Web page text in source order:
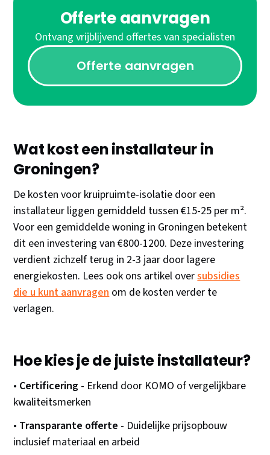
Offerte aanvragen
Ontvang vrijblijvend offertes van specialisten
Offerte aanvragen
Wat kost een installateur in
Groningen?
De kosten voor kruipruimte-isolatie door een
installateur liggen gemiddeld tussen €15-25 per m².
Voor een gemiddelde woning in Groningen betekent
dit een investering van €800-1200. Deze investering
verdient zichzelf terug in 2-3 jaar door lagere
energiekosten. Lees ook ons artikel oversubsidies
die u kunt aanvragenom de kosten verder te
verlagen.
Hoe kies je de juiste installateur?
• Certificering - Erkend door KOMO of vergelijkbare
kwaliteitsmerken
• Transparante offerte - Duidelijke prijsopbouw
inclusief materiaal en arbeid